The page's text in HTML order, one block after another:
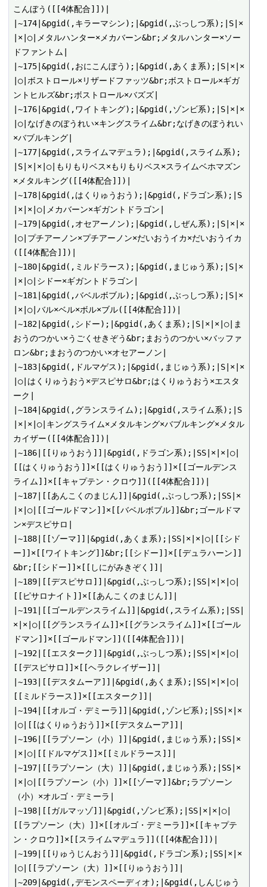
こんぼう([[4体配合]])|
|~174|&pgid(,キラーマシン);|&pgid(,ぶっしつ系);|S|×
|×|○|メタルハンター×メカバーン&br;メタルハンター×ソー
ドファントム|
|~175|&pgid(,おにこんぼう);|&pgid(,あくま系);|S|×|×
|○|ボストロール×リザードファッツ&br;ボストロール×ギガ
ントヒルズ&br;ボストロール×バズズ|
|~176|&pgid(,ワイトキング);|&pgid(,ゾンビ系);|S|×|×
|○|なげきのぼうれい×キングスライム&br;なげきのぼうれい
×バブルキング|
|~177|&pgid(,スライムマデュラ);|&pgid(,スライム系);
|S|×|×|○|もりもりベス×もりもりベス×スライムベホマズン
×メタルキング([[4体配合]])|
|~178|&pgid(,はくりゅうおう);|&pgid(,ドラゴン系);|S
|×|×|○|メカバーン×ギガントドラゴン|
|~179|&pgid(,オセアーノン);|&pgid(,しぜん系);|S|×|×
|○|プチアーノン×プチアーノン×だいおうイカ×だいおうイカ
([[4体配合]])|
|~180|&pgid(,ミルドラース);|&pgid(,まじゅう系);|S|×
|×|○|シドー×ギガントドラゴン|
|~181|&pgid(,バベルボブル);|&pgid(,ぶっしつ系);|S|×
|×|○|バル×ベル×ボル×ブル([[4体配合]])|
|~182|&pgid(,シドー);|&pgid(,あくま系);|S|×|×|○|ま
おうのつかい×うごくせきぞう&br;まおうのつかい×バッファ
ロン&br;まおうのつかい×オセアーノン|
|~183|&pgid(,ドルマゲス);|&pgid(,まじゅう系);|S|×|×
|○|はくりゅうおう×デスピサロ&br;はくりゅうおう×エスタ
ーク|
|~184|&pgid(,グランスライム);|&pgid(,スライム系);|S
|×|×|○|キングスライム×メタルキング×バブルキング×メタル
カイザー([[4体配合]])|
|~186|[[りゅうおう]]|&pgid(,ドラゴン系);|SS|×|×|○|
[[はくりゅうおう]]×[[はくりゅうおう]]×[[ゴールデンス
ライム]]×[[キャプテン・クロウ]]([[4体配合]])|
|~187|[[あんこくのまじん]]|&pgid(,ぶっしつ系);|SS|×
|×|○|[[ゴールドマン]]×[[バベルボブル]]&br;ゴールドマ
ン×デスピサロ|
|~188|[[ゾーマ]]|&pgid(,あくま系);|SS|×|×|○|[[シド
ー]]×[[ワイトキング]]&br;[[シドー]]×[[デュラハーン]]
&br;[[シドー]]×[[しにがみきぞく]]|
|~189|[[デスピサロ]]|&pgid(,ぶっしつ系);|SS|×|×|○|
[[ピサロナイト]]×[[あんこくのまじん]]|
|~191|[[ゴールデンスライム]]|&pgid(,スライム系);|SS|
×|×|○|[[グランスライム]]×[[グランスライム]]×[[ゴール
ドマン]]×[[ゴールドマン]]([[4体配合]])|
|~192|[[エスターク]]|&pgid(,ぶっしつ系);|SS|×|×|○|
[[デスピサロ]]×[[ヘラクレイザー]]|
|~193|[[デスタムーア]]|&pgid(,あくま系);|SS|×|×|○|
[[ミルドラース]]×[[エスターク]]|
|~194|[[オルゴ・デミーラ]]|&pgid(,ゾンビ系);|SS|×|×
|○|[[はくりゅうおう]]×[[デスタムーア]]|
|~196|[[ラプソーン（小）]]|&pgid(,まじゅう系);|SS|×
|×|○|[[ドルマゲス]]×[[ミルドラース]]|
|~197|[[ラプソーン（大）]]|&pgid(,まじゅう系);|SS|×
|×|○|[[ラプソーン（小）]]×[[ゾーマ]]&br;ラプソーン
（小）×オルゴ・デミーラ|
|~198|[[ガルマッゾ]]|&pgid(,ゾンビ系);|SS|×|×|○|
[[ラプソーン（大）]]×[[オルゴ・デミーラ]]×[[キャプテ
ン・クロウ]]×[[スライムマデュラ]]([[4体配合]])|
|~199|[[りゅうじんおう]]|&pgid(,ドラゴン系);|SS|×|×
|○|[[ラプソーン（大）]]×[[りゅうおう]]|
|~209|&pgid(,デモンスペーディオ);|&pgid(,しんじゅう